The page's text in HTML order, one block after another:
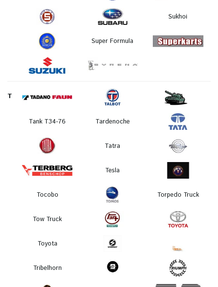
Sukhoi
Super Formula
T
Tank T34-76 Tardenoche
Tatra
Tesla
Tocobo Torpedo Truck
Tow Truck
Toyota
Tribelhorn